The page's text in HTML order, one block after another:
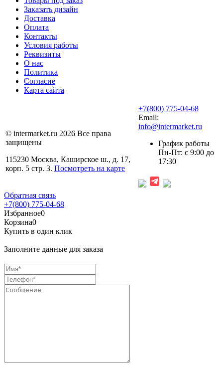
Заказать дизайн
Доставка
Оплата
Контакты
Условия работы
Реквизиты
О нас
Политика
Согласие
Карта сайта
© intermarket.ru 2026 Все права
защищены
115230 Москва, Каширское ш., д. 17,
корп. 5 стр. 3. Посмотреть на карте
+7(800) 775-04-68
Email:
info@intermarket.ru
График работы
Пн-Пт: с 9:00 до
17:30
Обратная связь
+7(800) 775-04-68
Избранное0
Корзина0
Купить в один клик
Заполните данные для заказа